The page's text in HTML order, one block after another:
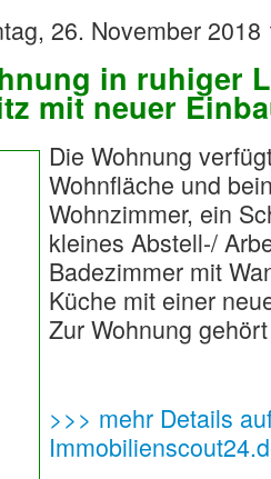
26. November 2018
in ruhiger
mit neuer
Die Wohnung
Wohnfläche und
Wohnzimmer, ein
kleines Abstell-/
Badezimmer mit
Küche mit einer
Zur Wohnung
>>> mehr Details